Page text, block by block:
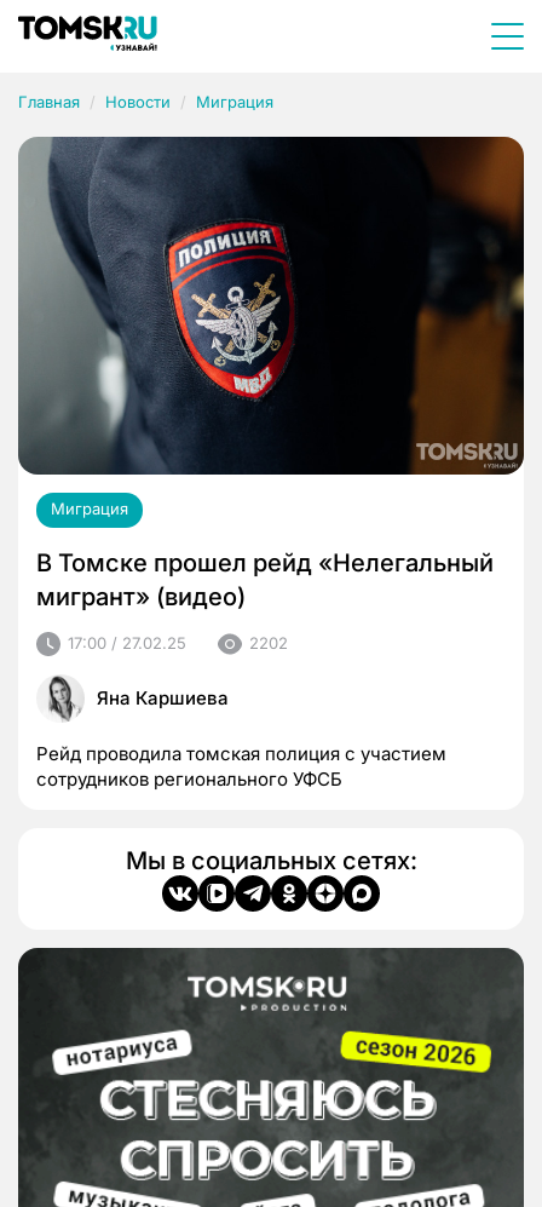
Главная Новости Миграция
Миграция
В Томске прошел рейд «Нелегальный
мигрант» (видео)
17:00 / 27.02.25 2202
Яна Каршиева
Рейд проводила томская полиция с участием
сотрудников регионального УФСБ
Мы в социальных сетях: